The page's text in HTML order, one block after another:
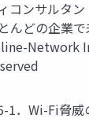
コンサルタン
んどの企業
Network
1．Wi-Fi脅